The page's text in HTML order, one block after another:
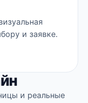
и заявке.
и реальные